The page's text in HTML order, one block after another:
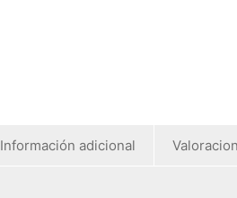
Información adicional